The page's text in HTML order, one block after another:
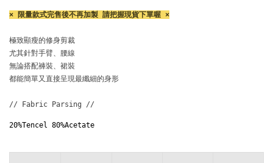
× 限量款式完售後不再加製 請把握現貨下單喔 ×
極致顯瘦的修身剪裁
尤其針對手臂、腰線
無論搭配褲裝、裙裝
都能簡單又直接呈現最纖細的身形
// Fabric Parsing //
20%Tencel 80%Acetate